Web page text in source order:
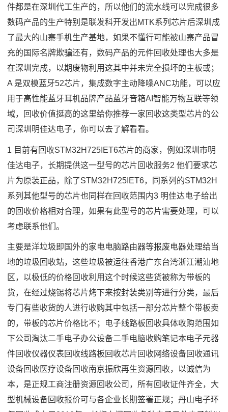
件都是在深圳代工生产的，所以他们的流水线可以完成很多
数码产品的生产特别是联发科开发出MTK系列芯片后深圳成
了最大的山寨手机生产基地，如果不懂行可能被山寨产品冒
充的国际名牌欺骗还有，数码产品的元件回收处理也大多是
在深圳完成，以期废物利用这其中并未完全损坏的主板或；
A 是双模蓝牙52芯片，集成数字主动降噪ANC功能，可以应
用于高性能蓝牙耳机品牌产品蓝牙音箱AI智能万物互联等领
域，回收价值挺高的这里给你推荐一家回收这类型芯片的公
司深圳明佳达电子，你可以去了解看看。
1 目前有回收STM32H725IET6芯片的商家，例如深圳市明
佳达电子，长期提供这一型号的芯片回收服务2 他们要求芯
片为原装正品，除了STM32H725IET6，同系列的STM32H
系列其他型号的芯片也同样在回收范围内3 明佳达电子给出
的回收价格相对合理，如果有此型号的芯片需要处理，可以
考虑联系他们。
主要是洋垃圾即国外的家电电脑路由器等报废电器处理给当
地的垃圾回收站，这些垃圾被运往香港广东台湾浙江潮汕地
区，以极低的价格回收利用这个时候这些货被称为带板的
货，在经过烧锡将芯片烤下来按封装类别等进行分类，最后
专门有些收货的人进行收购其中包括一部分芯片整个带板卖
的，带板的芯片价格比不；电子线路板回收具体收购范围如
下公司淘汰二手电子办公设备二手电脑收购笔记本电子元器
件回收仪器仪表回收线路板回收芯片回收网络设备回收通讯
设备回收医疗设备回收南京振欣再生资源回收，以诚信为
本，是正规工商注册资源回收公司，所有回收证件齐全，大
型机械设备回收报价可与各企业长期签署正规；丹山电子环